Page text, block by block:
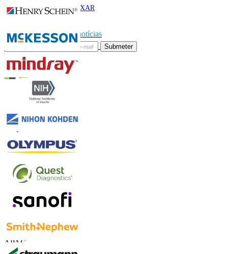
BAIXAR
Subscrever boletim de notícias
Submeter
Confie on-line
Contate-nos
US+1 833 909 2966 ( chamada gratuita )
UK+44 808 502 0280 (chamada gratuita )
APAC